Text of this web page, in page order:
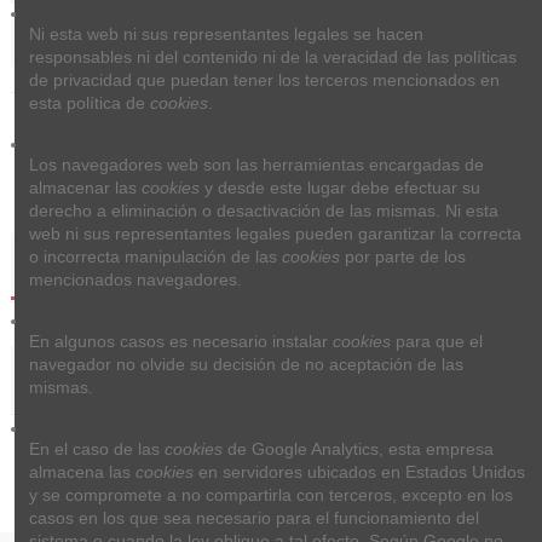
Detalles del producto
Reviews (0)
Ni esta web ni sus representantes legales se hacen
responsables ni del contenido ni de la veracidad de las políticas
de privacidad que puedan tener los terceros mencionados en
esta política de cookies.
Los navegadores web son las herramientas encargadas de
almacenar las cookies y desde este lugar debe efectuar su
derecho a eliminación o desactivación de las mismas. Ni esta
web ni sus representantes legales pueden garantizar la correcta
o incorrecta manipulación de las cookies por parte de los
mencionados navegadores.
En algunos casos es necesario instalar cookies para que el
navegador no olvide su decisión de no aceptación de las
mismas.
En el caso de las cookies de Google Analytics, esta empresa
almacena las cookies en servidores ubicados en Estados Unidos
y se compromete a no compartirla con terceros, excepto en los
casos en los que sea necesario para el funcionamiento del